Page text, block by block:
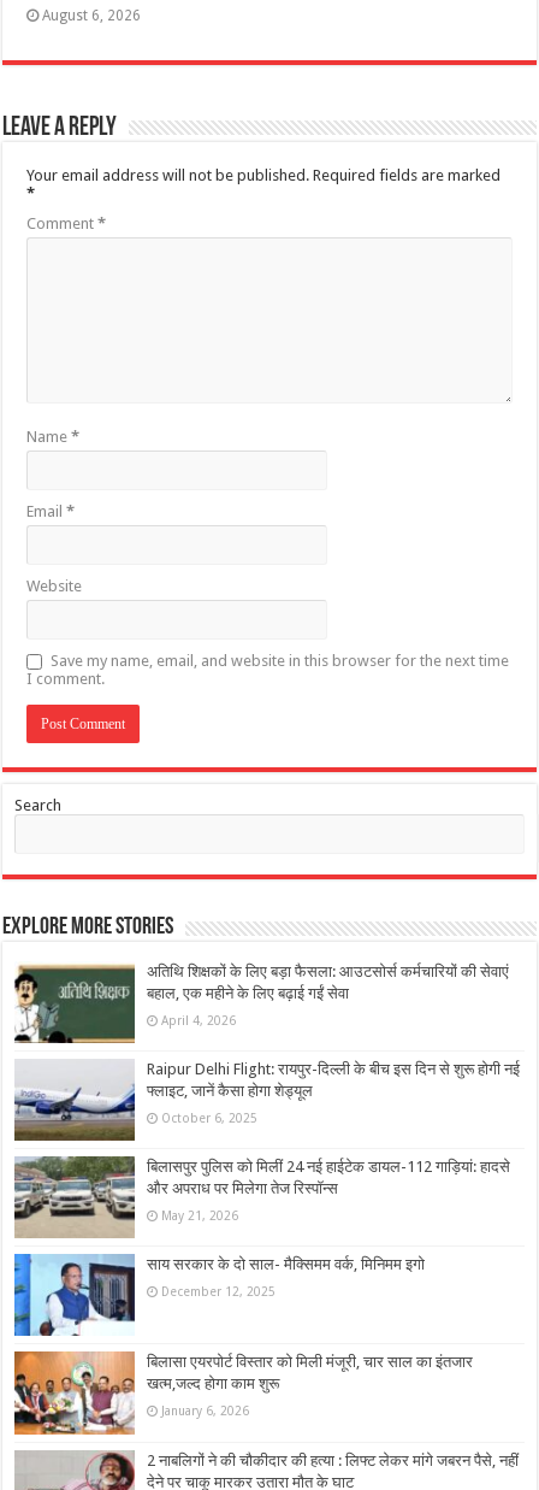
August 6, 2026
Leave a Reply
Your email address will not be published. Required fields are marked
*
Comment*
Name*
Email*
Website
Save my name, email, and website in this browser for the next time
I comment.
Search
Explore More Stories
अतिथि शिक्षकों के लिए बड़ा फैसला: आउटसोर्स कर्मचारियों की सेवाएं
बहाल, एक महीने के लिए बढ़ाई गईं सेवा
April 4, 2026
Raipur Delhi Flight: रायपुर-दिल्ली के बीच इस दिन से शुरू होगी नई
फ्लाइट, जानें कैसा होगा शेड्यूल
October 6, 2025
बिलासपुर पुलिस को मिलीं 24 नई हाईटेक डायल-112 गाड़ियां: हादसे
और अपराध पर मिलेगा तेज रिस्पॉन्स
May 21, 2026
साय सरकार के दो साल- मैक्सिमम वर्क, मिनिमम इगो
December 12, 2025
बिलासा एयरपोर्ट विस्तार को मिली मंजूरी, चार साल का इंतजार
खत्म,जल्द होगा काम शुरू
January 6, 2026
2 नाबलिगों ने की चौकीदार की हत्या : लिफ्ट लेकर मांगे जबरन पैसे, नहीं
देने पर चाकू मारकर उतारा मौत के घाट